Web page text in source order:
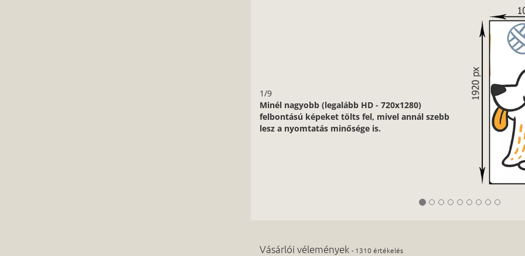
1/9
Minél nagyobb (legalább HD - 720x1280)
felbontású képeket tölts fel, mivel annál szebb
lesz a nyomtatás minősége is.
Vásárlói vélemények- 1310 értékelés